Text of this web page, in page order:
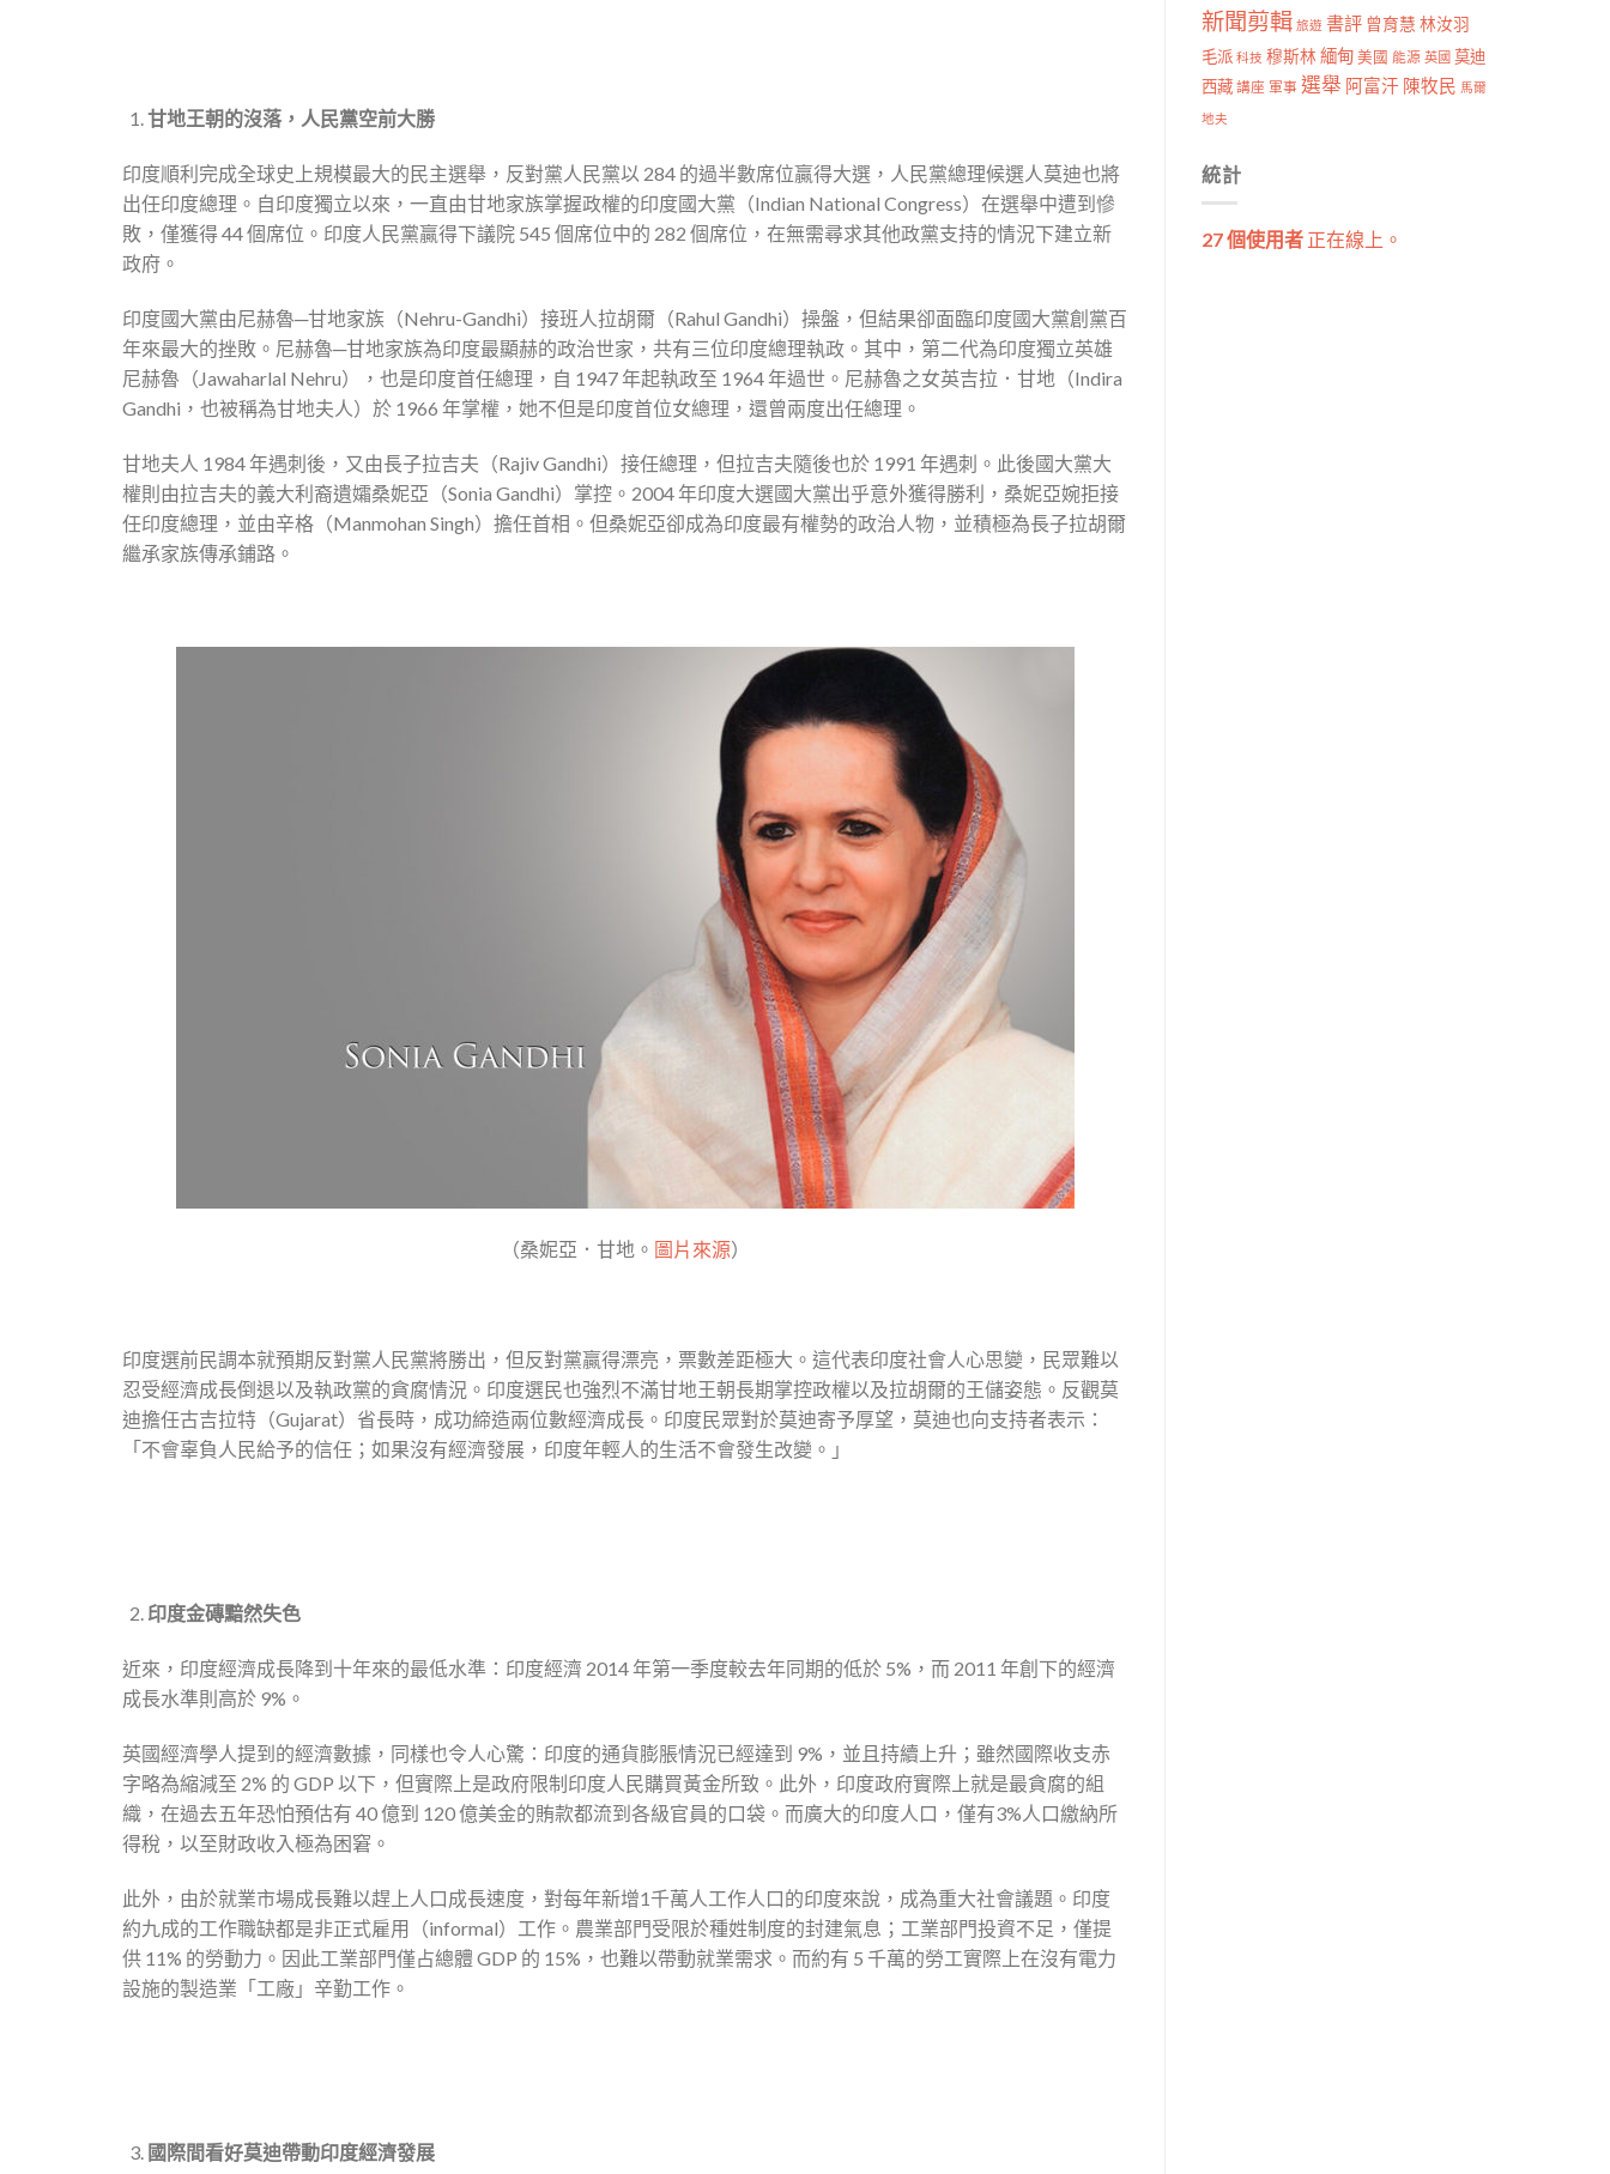
甘地王朝的沒落，人民黨空前大勝
印度順利完成全球史上規模最大的民主選舉，反對黨人民黨以 284 的過半數席位贏得大選，人民黨總理候選人莫迪也將
出任印度總理。自印度獨立以來，一直由甘地家族掌握政權的印度國大黨（Indian National Congress）在選舉中遭到慘
敗，僅獲得 44 個席位。印度人民黨贏得下議院 545 個席位中的 282 個席位，在無需尋求其他政黨支持的情況下建立新
政府。
印度國大黨由尼赫魯─甘地家族（Nehru-Gandhi）接班人拉胡爾（Rahul Gandhi）操盤，但結果卻面臨印度國大黨創黨百
年來最大的挫敗。尼赫魯─甘地家族為印度最顯赫的政治世家，共有三位印度總理執政。其中，第二代為印度獨立英雄
尼赫魯（Jawaharlal Nehru），也是印度首任總理，自 1947 年起執政至 1964 年過世。尼赫魯之女英吉拉．甘地（Indira
Gandhi，也被稱為甘地夫人）於 1966 年掌權，她不但是印度首位女總理，還曾兩度出任總理。
甘地夫人 1984 年遇刺後，又由長子拉吉夫（Rajiv Gandhi）接任總理，但拉吉夫隨後也於 1991 年遇刺。此後國大黨大
權則由拉吉夫的義大利裔遺孀桑妮亞（Sonia Gandhi）掌控。2004 年印度大選國大黨出乎意外獲得勝利，桑妮亞婉拒接
任印度總理，並由辛格（Manmohan Singh）擔任首相。但桑妮亞卻成為印度最有權勢的政治人物，並積極為長子拉胡爾
繼承家族傳承鋪路。
（桑妮亞．甘地。 圖片來源）
印度選前民調本就預期反對黨人民黨將勝出，但反對黨贏得漂亮，票數差距極大。這代表印度社會人心思變，民眾難以
忍受經濟成長倒退以及執政黨的貪腐情況。印度選民也強烈不滿甘地王朝長期掌控政權以及拉胡爾的王儲姿態。反觀莫
迪擔任古吉拉特（Gujarat）省長時，成功締造兩位數經濟成長。印度民眾對於莫迪寄予厚望，莫迪也向支持者表示：
「不會辜負人民給予的信任；如果沒有經濟發展，印度年輕人的生活不會發生改變。」
印度金磚黯然失色
近來，印度經濟成長降到十年來的最低水準：印度經濟 2014 年第一季度較去年同期的低於 5%，而 2011 年創下的經濟
成長水準則高於 9%。
英國經濟學人提到的經濟數據，同樣也令人心驚：印度的通貨膨脹情況已經達到 9%，並且持續上升；雖然國際收支赤
字略為縮減至 2% 的 GDP 以下，但實際上是政府限制印度人民購買黃金所致。此外，印度政府實際上就是最貪腐的組
織，在過去五年恐怕預估有 40 億到 120 億美金的賄款都流到各級官員的口袋。而廣大的印度人口，僅有3%人口繳納所
得稅，以至財政收入極為困窘。
此外，由於就業市場成長難以趕上人口成長速度，對每年新增1千萬人工作人口的印度來說，成為重大社會議題。印度
約九成的工作職缺都是非正式雇用（informal）工作。農業部門受限於種姓制度的封建氣息；工業部門投資不足，僅提
供 11% 的勞動力。因此工業部門僅占總體 GDP 的 15%，也難以帶動就業需求。而約有 5 千萬的勞工實際上在沒有電力
設施的製造業「工廠」辛勤工作。
國際間看好莫迪帶動印度經濟發展
新聞剪輯 旅遊 書評 曾育慧 林汝羽
毛派 科技 穆斯林 緬甸 美國 能源 英國 莫迪
西藏 講座 軍事 選舉 阿富汗 陳牧民 馬爾
地夫
統計
27 個使用者 正在線上。